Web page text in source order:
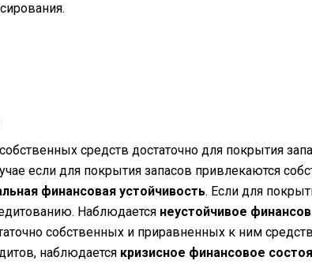
средств достаточно для покрытия
если для покрытия запасов привлекаются
финансовая устойчивость. Если для
Наблюдается неустойчивое
собственных и приравненных к ним
наблюдается кризисное финансовое